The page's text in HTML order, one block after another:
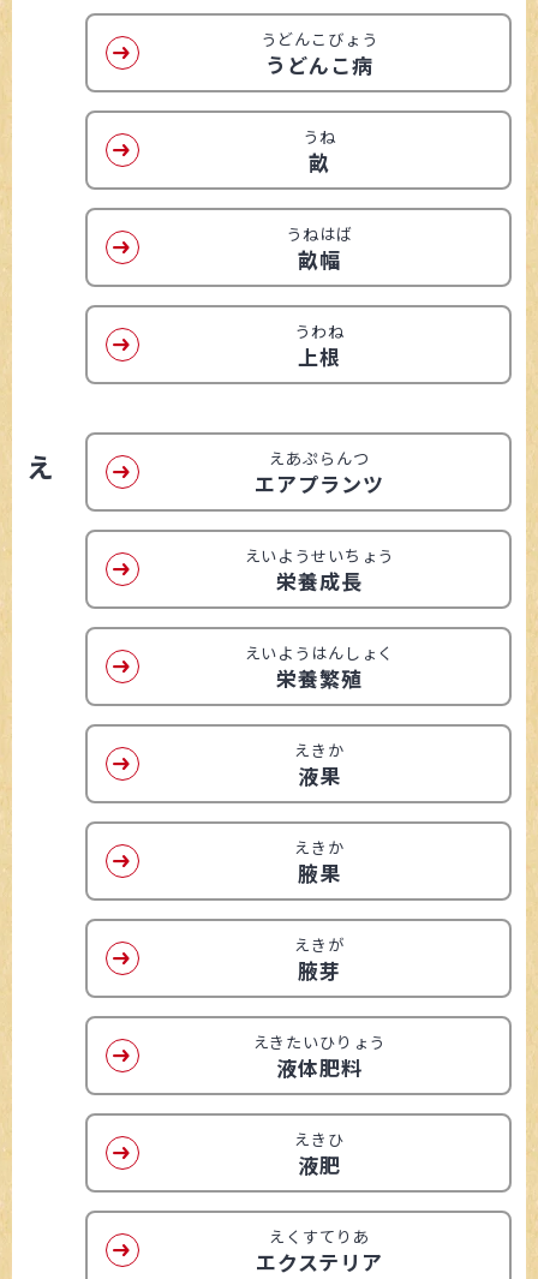
うどんこびょう
うどんこ病
うね
畝
うねはば
畝幅
うわね
上根
え えあぷらんつ
エアプランツ
えいようせいちょう
栄養成長
えいようはんしょく
栄養繁殖
えきか
液果
えきか
腋果
えきが
腋芽
えきたいひりょう
液体肥料
えきひ
液肥
えくすてりあ
エクステリア